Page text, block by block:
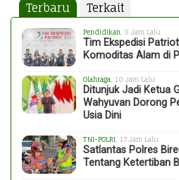
Terbaru Terkait
Pendidikan , 9 Jam Lalu
Tim Ekspedisi
Komoditas Alam di
Olahraga , 10 Jam Lalu
Ditunjuk Jadi Ketua
Wahyuvan Dorong
Usia Dini
TNI-POLRI , 17 Jam Lalu
Satlantas Polres
Tentang Ketertiban